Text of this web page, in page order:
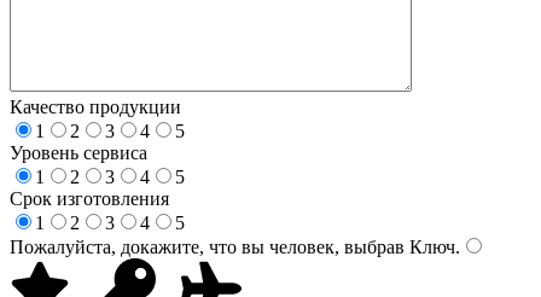
Качество продукции
1
2 3 4
5
Уровень сервиса
1
2 3 4
5
Срок изготовления
1
2 3 4
5
Пожалуйста, докажите, что вы человек, выбрав Ключ.